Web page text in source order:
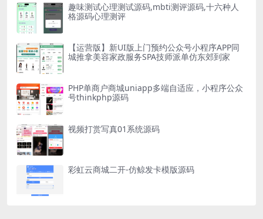
趣味测试心理测试源码,mbti测评源码,十六种人
格源码心理测评
【运营版】新UI版上门预约公众号小程序APP同
城推拿美容家政服务SPA技师派单仿东郊到家
PHP单商户商城uniapp多端自适应，小程序公众
号thinkphp源码
视频打赏写真01系统源码
彩虹云商城二开-仿鲸发卡模版源码